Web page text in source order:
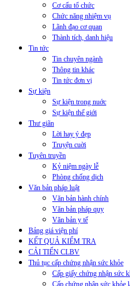
Cơ cấu tổ chức
Chức năng nhiệm vụ
Lãnh đạo cơ quan
Thành tích, danh hiệu
Tin tức
Tin chuyên ngành
Thông tin khác
Tin tức đơn vị
Sự kiện
Sự kiện trong nuớc
Sự kiện thế giới
Thư giãn
Lời hay ý đẹp
Truyện cuời
Tuyên truyền
Kỷ niệm ngày lễ
Phòng chống dịch
Văn bản pháp luật
Văn bản hành chính
Văn bản pháp quy
Văn bản y tế
Bảng giá viện phí
KẾT QUẢ KIỂM TRA
CẢI TIẾN CLBV
Thủ tục cấp chứng nhận sức khỏe
Cấp giấy chứng nhận sức